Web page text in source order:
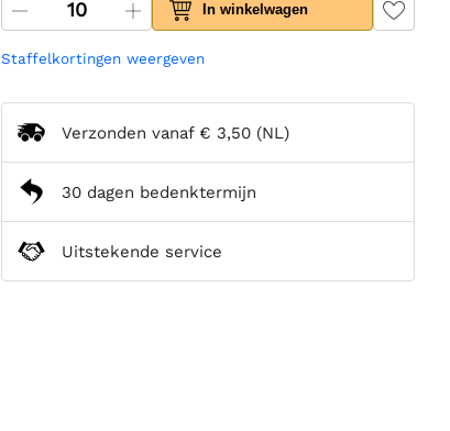
In winkelwagen
Staffelkortingen weergeven
Verzonden vanaf € 3,50 (NL)
30 dagen bedenktermijn
Uitstekende service